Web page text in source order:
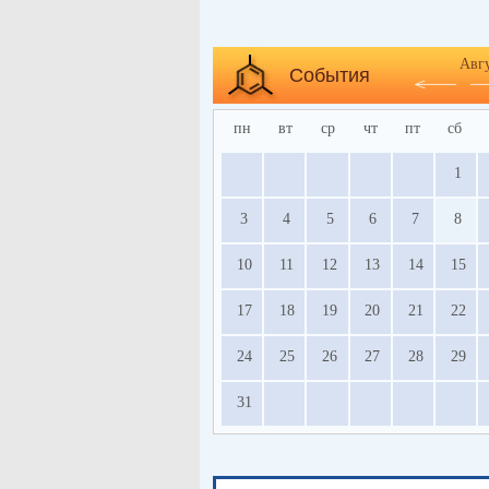
События
пн вт ср чт пт сб
1
3 4 5 6 7 8
10 11 12 13 14 15
17 18 19 20 21 22
24 25 26 27 28 29
31